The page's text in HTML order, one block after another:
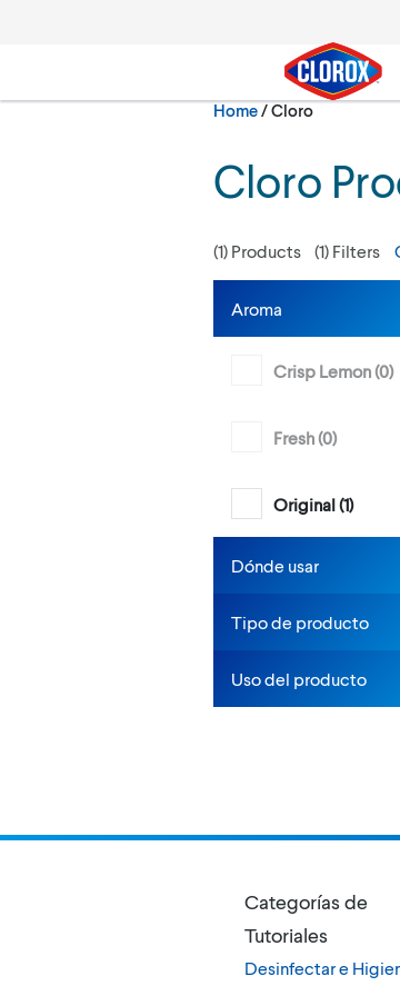
Home/Current:
Cloro
Cloro
(1) Products (1) Filters
Aroma
Crisp Lemon (0)
Fresh (0)
Original (1)
Dónde usar
Tipo de producto
Uso del producto
Categorías de
Tutoriales
Desinfectar e